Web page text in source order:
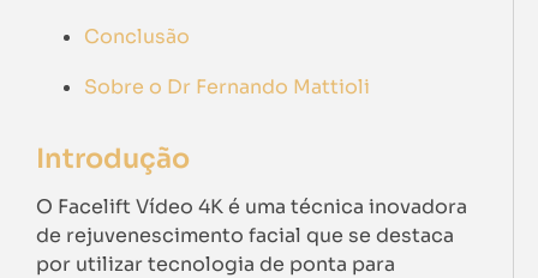
Conclusão
Sobre o Dr Fernando Mattioli
Introdução
O Facelift Vídeo 4K é uma técnica inovadora
de rejuvenescimento facial que se destaca
por utilizar tecnologia de ponta para